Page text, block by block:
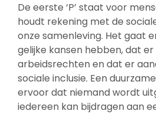
De eerste ‘P’ staat voor
houdt rekening met de
onze samenleving. Het gaat
gelijke kansen hebben, dat
arbeidsrechten en dat er
sociale inclusie. Een
ervoor dat niemand wordt
iedereen kan bijdragen aan